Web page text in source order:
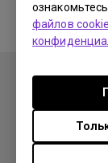
файлов cookie
Продукция